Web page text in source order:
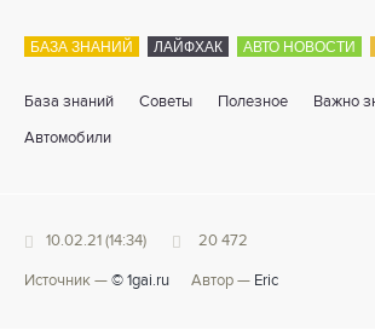
БАЗА ЗНАНИЙ ЛАЙФХАК АВТО НОВОСТИ
База знаний Советы Полезное Важно
Автомобили
10.02.21 (14:34) 20 472
Источник — © 1gai.ru Автор — Eric